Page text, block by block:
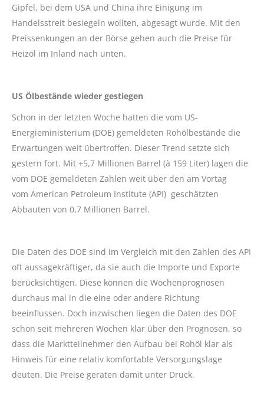
Gipfel, bei dem USA und China ihre Einigung im
Handelsstreit besiegeln wollten, abgesagt wurde. Mit den
Preissenkungen an der Börse gehen auch die Preise für
Heizöl im Inland nach unten.
US Ölbestände wieder gestiegen
Schon in der letzten Woche hatten die vom US-
Energieministerium (DOE) gemeldeten Rohölbestände die
Erwartungen weit übertroffen. Dieser Trend setzte sich
gestern fort. Mit +5,7 Millionen Barrel (à 159 Liter) lagen die
vom DOE gemeldeten Zahlen weit über den am Vortag
vom American Petroleum Institute (API) geschätzten
Abbauten von 0,7 Millionen Barrel.
Die Daten des DOE sind im Vergleich mit den Zahlen des API
oft aussagekräftiger, da sie auch die Importe und Exporte
berücksichtigen. Diese können die Wochenprognosen
durchaus mal in die eine oder andere Richtung
beeinflussen. Doch inzwischen liegen die Daten des DOE
schon seit mehreren Wochen klar über den Prognosen, so
dass die Marktteilnehmer den Aufbau bei Rohöl klar als
Hinweis für eine relativ komfortable Versorgungslage
deuten. Die Preise geraten damit unter Druck.